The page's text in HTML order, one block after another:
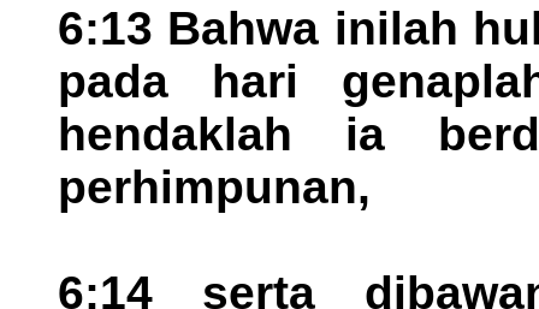
6:13 Bahwa inilah
pada hari
hendaklah ia
perhimpunan,
6:14 serta